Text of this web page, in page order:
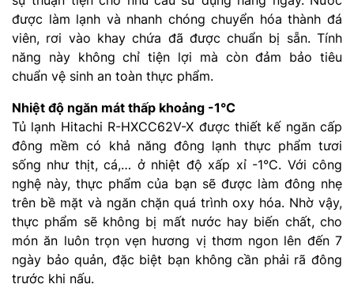
được làm lạnh và nhanh chóng chuyển hóa thành đá
viên, rơi vào khay chứa đã được chuẩn bị sẵn. Tính
năng này không chỉ tiện lợi mà còn đảm bảo tiêu
chuẩn vệ sinh an toàn thực phẩm.
Nhiệt độ ngăn mát thấp khoảng -1°C
Tủ lạnh Hitachi R-HXCC62V-X được thiết kế ngăn cấp
đông mềm có khả năng đông lạnh thực phẩm tươi
sống như thịt, cá,… ở nhiệt độ xấp xỉ -1°C. Với công
nghệ này, thực phẩm của bạn sẽ được làm đông nhẹ
trên bề mặt và ngăn chặn quá trình oxy hóa. Nhờ vậy,
thực phẩm sẽ không bị mất nước hay biến chất, cho
món ăn luôn trọn vẹn hương vị thơm ngon lên đến 7
ngày bảo quản, đặc biệt bạn không cần phải rã đông
trước khi nấu.